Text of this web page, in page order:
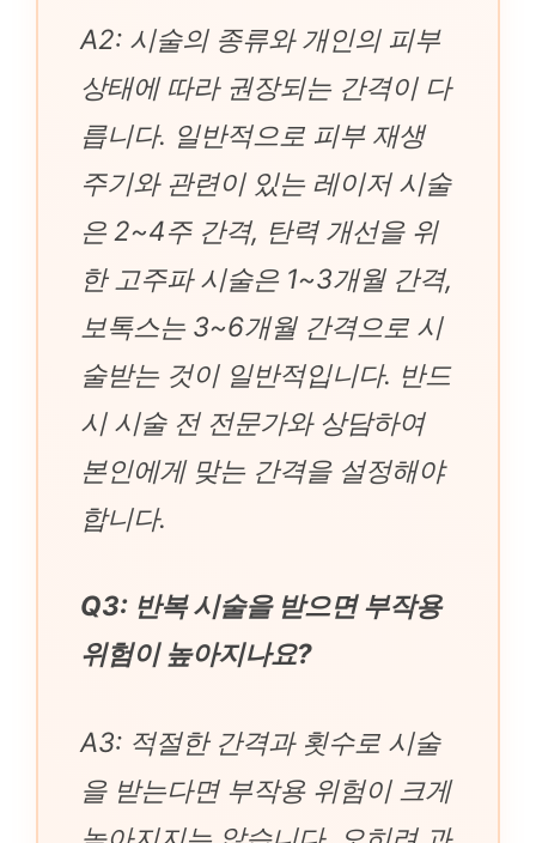
A2: 시술의 종류와 개인의 피부
상태에 따라 권장되는 간격이 다
릅니다. 일반적으로 피부 재생
주기와 관련이 있는 레이저 시술
은 2~4주 간격, 탄력 개선을 위
한 고주파 시술은 1~3개월 간격,
보톡스는 3~6개월 간격으로 시
술받는 것이 일반적입니다. 반드
시 시술 전 전문가와 상담하여
본인에게 맞는 간격을 설정해야
합니다.
Q3: 반복 시술을 받으면 부작용
위험이 높아지나요?
A3: 적절한 간격과 횟수로 시술
을 받는다면 부작용 위험이 크게